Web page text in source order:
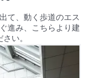
て、動く歩道のエス
進み、こちらより建
い。